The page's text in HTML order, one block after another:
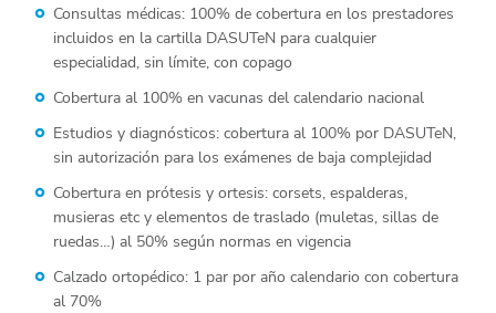
Consultas médicas: 100% de cobertura en los prestadores
incluidos en la cartilla DASUTeN para cualquier
especialidad, sin límite, con copago
Cobertura al 100% en vacunas del calendario nacional
Estudios y diagnósticos: cobertura al 100% por DASUTeN,
sin autorización para los exámenes de baja complejidad
Cobertura en prótesis y ortesis: corsets, espalderas,
musieras etc y elementos de traslado (muletas, sillas de
ruedas…) al 50% según normas en vigencia
Calzado ortopédico: 1 par por año calendario con cobertura
al 70%